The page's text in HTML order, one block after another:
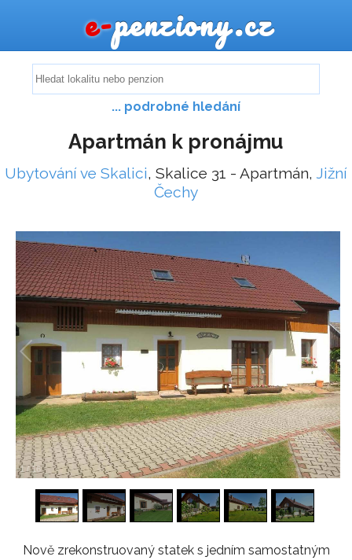
e-penziony.cz
... podrobné hledání
Apartmán k pronájmu
Ubytování ve Skalici, Skalice 31 - Apartmán, Jižní
Čechy
1/16
Nově zrekonstruovaný statek s jedním samostatným